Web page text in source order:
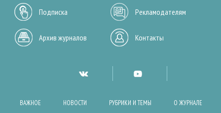
Подписка Рекламодателям
Архив журналов Контакты
ВАЖНОЕ НОВОСТИ РУБРИКИ И ТЕМЫ О ЖУРНАЛЕ